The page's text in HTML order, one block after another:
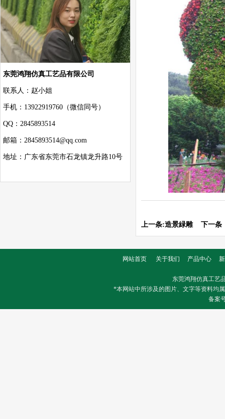
东莞鸿翔仿真工艺品有限公司
联系人：赵小姐
手机：13922919760（微信同号）
QQ：2845893514
邮箱：2845893514@qq.com
地址：广东省东莞市石龙镇龙升路10号
上一条:造景緑雕下一条
网站首页 关于我们 产品中心
东莞鸿翔仿真工艺
*本网站中所涉及的图片、文字等资料均
备案